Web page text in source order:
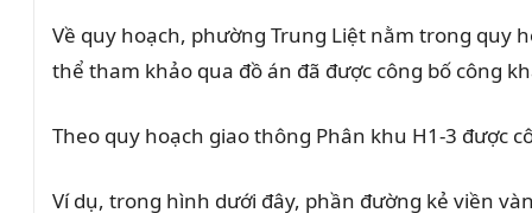
Về quy hoạch, phường Trung Liệt nằm trong quy
thể tham khảo qua đồ án đã được công bố công
Theo quy hoạch giao thông Phân khu H1-3 được
Ví dụ, trong hình dưới đây, phần đường kẻ viền